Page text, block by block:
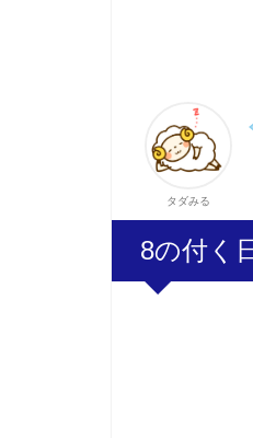
タダみる
8の付く